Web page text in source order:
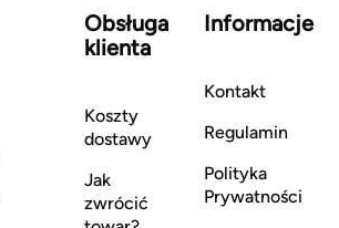
Obsługa
klienta
Koszty
dostawy
Jak
zwrócić
Informacje
Kontakt
Regulamin
Polityka
Prywatności